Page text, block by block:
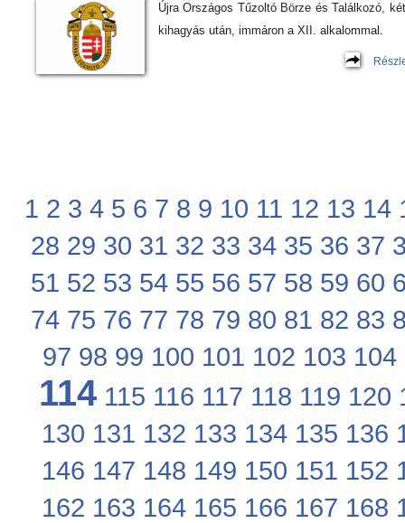
Újra Országos Tűzoltó Börze és Találkozó,
kihagyás után, immáron a XII. alkalommal.
1 2 3 4 5 6 7 8 9 10 11 12 13 14
28 29 30 31 32 33 34 35 36 37
51 52 53 54 55 56 57 58 59 60
74 75 76 77 78 79 80 81 82 83
97 98 99 100 101 102 103 104
114 115 116 117 118 119 120
130 131 132 133 134 135 136
146 147 148 149 150 151 152
162 163 164 165 166 167 168